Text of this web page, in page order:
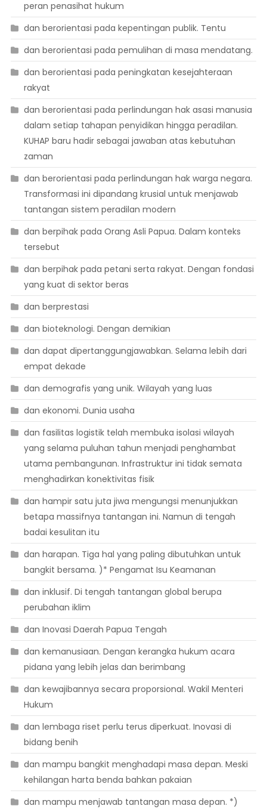
peran penasihat hukum
dan berorientasi pada kepentingan publik. Tentu
dan berorientasi pada pemulihan di masa mendatang.
dan berorientasi pada peningkatan kesejahteraan
rakyat
dan berorientasi pada perlindungan hak asasi manusia
dalam setiap tahapan penyidikan hingga peradilan.
KUHAP baru hadir sebagai jawaban atas kebutuhan
zaman
dan berorientasi pada perlindungan hak warga negara.
Transformasi ini dipandang krusial untuk menjawab
tantangan sistem peradilan modern
dan berpihak pada Orang Asli Papua. Dalam konteks
tersebut
dan berpihak pada petani serta rakyat. Dengan fondasi
yang kuat di sektor beras
dan berprestasi
dan bioteknologi. Dengan demikian
dan dapat dipertanggungjawabkan. Selama lebih dari
empat dekade
dan demografis yang unik. Wilayah yang luas
dan ekonomi. Dunia usaha
dan fasilitas logistik telah membuka isolasi wilayah
yang selama puluhan tahun menjadi penghambat
utama pembangunan. Infrastruktur ini tidak semata
menghadirkan konektivitas fisik
dan hampir satu juta jiwa mengungsi menunjukkan
betapa massifnya tantangan ini. Namun di tengah
badai kesulitan itu
dan harapan. Tiga hal yang paling dibutuhkan untuk
bangkit bersama. )* Pengamat Isu Keamanan
dan inklusif. Di tengah tantangan global berupa
perubahan iklim
dan Inovasi Daerah Papua Tengah
dan kemanusiaan. Dengan kerangka hukum acara
pidana yang lebih jelas dan berimbang
dan kewajibannya secara proporsional. Wakil Menteri
Hukum
dan lembaga riset perlu terus diperkuat. Inovasi di
bidang benih
dan mampu bangkit menghadapi masa depan. Meski
kehilangan harta benda bahkan pakaian
dan mampu menjawab tantangan masa depan. *)